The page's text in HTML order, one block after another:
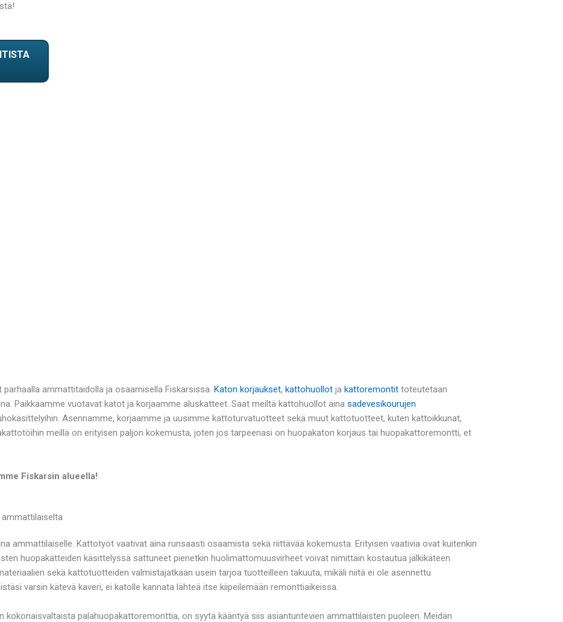
ammattitaidolla ja osaamisella Fiskarsissa. Katon korjaukset, kattohuollot ja kattoremontit toteutetaan
Paikkaamme vuotavat katot ja korjaamme aluskatteet. Saat meiltä kattohuollot aina sadevesikourujen
Asennamme, korjaamme ja uusimme kattoturvatuotteet sekä muut kattotuotteet, kuten kattoikkunat,
meillä on erityisen paljon kokemusta, joten jos tarpeenasi on huopakaton korjaus tai huopakattoremontti, et
Fiskarsin alueella!
ammattilaiselle. Kattotyöt vaativat aina runsaasti osaamista sekä riittävää kokemusta. Erityisen vaativia ovat kuitenkin
huopakatteiden käsittelyssä sattuneet pienetkin huolimattomuusvirheet voivat nimittäin kostautua jälkikäteen
sekä kattotuotteiden valmistajatkaan usein tarjoa tuotteilleen takuuta, mikäli niitä ei ole asennettu
varsin kätevä kaveri, ei katolle kannata lähteä itse kiipeilemään remonttiaikeissa.
kokonaisvaltaista palahuopakattoremonttia, on syytä kääntyä siis asiantuntevien ammattilaisten puoleen. Meidän